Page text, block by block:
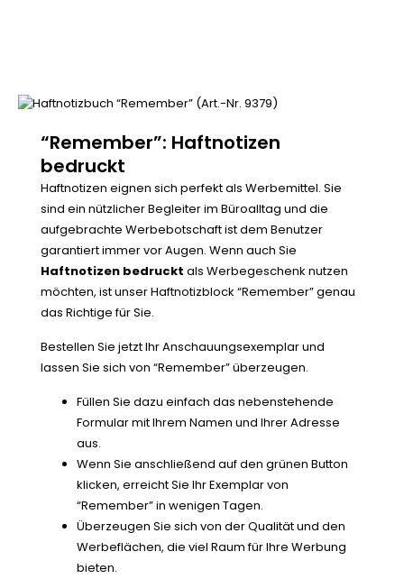
“Remember”: Haftnotizen
bedruckt
Haftnotizen eignen sich perfekt als Werbemittel. Sie
sind ein nützlicher Begleiter im Büroalltag und die
aufgebrachte Werbebotschaft ist dem Benutzer
garantiert immer vor Augen. Wenn auch Sie
Haftnotizen bedruckt als Werbegeschenk nutzen
möchten, ist unser Haftnotizblock “Remember” genau
das Richtige für Sie.
Bestellen Sie jetzt Ihr Anschauungsexemplar und
lassen Sie sich von “Remember” überzeugen.
Füllen Sie dazu einfach das nebenstehende
Formular mit Ihrem Namen und Ihrer Adresse
aus.
Wenn Sie anschließend auf den grünen Button
klicken, erreicht Sie Ihr Exemplar von
“Remember” in wenigen Tagen.
Überzeugen Sie sich von der Qualität und den
Werbeflächen, die viel Raum für Ihre Werbung
bieten.